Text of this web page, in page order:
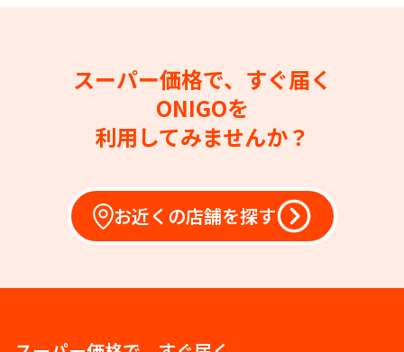
スーパー価格で、すぐ届く
ONIGOを
利用してみませんか？
お近くの店舗を探す